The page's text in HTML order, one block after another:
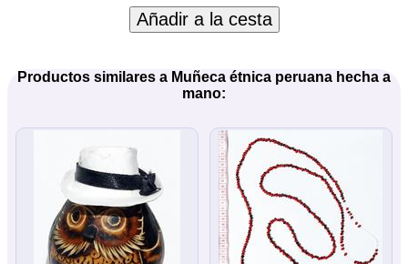
Añadir a la cesta
Productos similares a Muñeca étnica peruana hecha a
mano: